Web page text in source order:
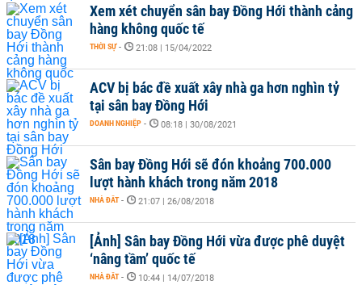
Xem xét chuyển sân bay Đồng Hới thành cảng
hàng không quốc tế
THỜI SỰ - 21:08 | 15/04/2022
ACV bị bác đề xuất xây nhà ga hơn nghìn tỷ
tại sân bay Đồng Hới
DOANH NGHIỆP - 08:18 | 30/08/2021
Sân bay Đồng Hới sẽ đón khoảng 700.000
lượt hành khách trong năm 2018
NHÀ ĐẤT - 21:07 | 26/08/2018
[Ảnh] Sân bay Đồng Hới vừa được phê duyệt
‘nâng tầm’ quốc tế
NHÀ ĐẤT - 10:44 | 14/07/2018